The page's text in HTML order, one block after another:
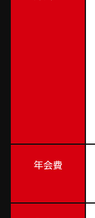
年会費